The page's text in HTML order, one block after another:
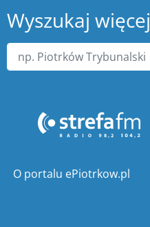
Wyszukaj więcej
O portalu ePiotrkow.pl